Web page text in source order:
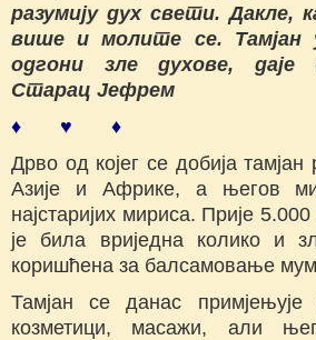
разумију дух свети. Дакле,
више и молите се. Тамјан
одгони зле духове,
Старац Јефрем
♦ ♥ ♦
Дрво од којег се добија тамјан
Азије и Африке, а његов
најстаријих мириса. Прије
је била вриједна колико и
коришћена за балсамовање
Тамјан се данас примјењује
козметици, масажи, али